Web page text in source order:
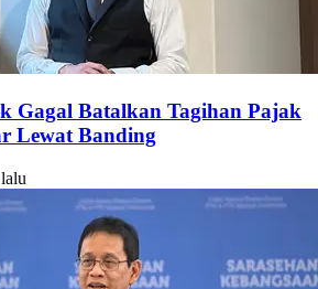
Gagal Batalkan Tagihan Pajak
Lewat Banding